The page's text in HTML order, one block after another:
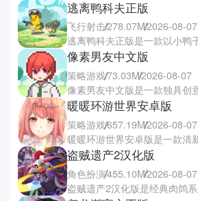
逃离鸭科夫正版
飞行射击278.07M2026-08-07
像素男友中文版
策略游戏73.03M2026-08-07
暖暖环游世界安卓版
策略游戏657.19M2026-08-07
盗贼遗产2汉化版
角色扮演455.10M2026-08-07